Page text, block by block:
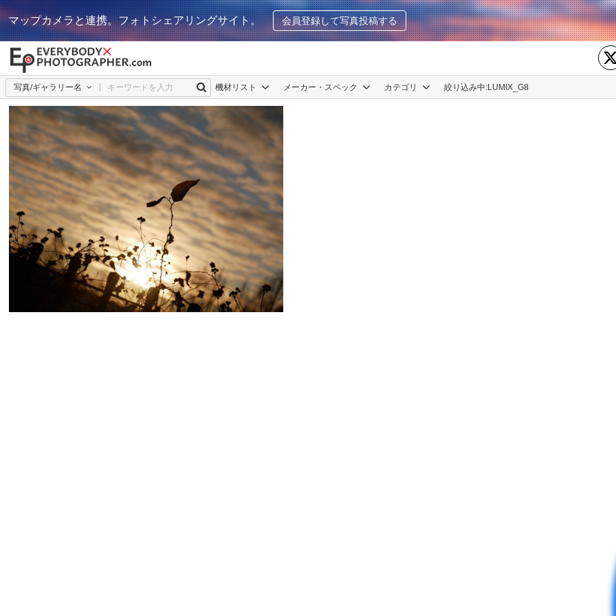
マップカメラと連携。フォトシェアリングサイト。 会員登録して写真投稿する
写真/ギャラリー名 機材リスト メーカー・スペック カテゴリ 絞り込み中:LUMIX_G8
1 0